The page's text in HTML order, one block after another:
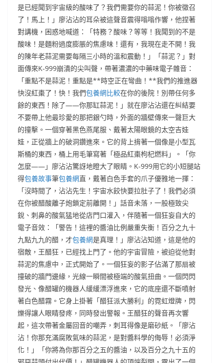
是已經聞到宇宙級的酸味了？我們需要你的蒜泥！你被徵召
了！馬上！」廖沾沾的耳朵被這聲音震得嗡嗡作響，他捏著
對講機，困惑地喊道：「特務？酸味？等等！我聞到的不是
酸味！是麵粉過度膨脹的焦慮味！還有，我現在走不開！我
的陳年老蒜泥需要每隔三小時的溫和震動！」「蒜泥？」對
面傳來K-999崩潰的尖叫聲，帶著濃濃的中藥味電子雜音：
「重點不是蒜泥！重點是**時空正在彎曲！**我們的推進器
快沒紅棗了！快！我們包養網比較在你的後院！別帶任何多
餘的東西！除了——你那缸蒜泥！」就在廖沾沾還在糾結要
不要帶上他最珍愛的那把銀勺時，外面的牆壁傳來一聲巨大
的撞擊。一個穿著黑色燕尾服、戴著太陽眼鏡的太空吉娃
娃，正從牆上的破洞鑽進來。它的背上揹著一個像是小型瓦
斯桶的東西，桶上用毛筆寫著「極品紅棗枸杞燃料」。「你
怎麼——」廖沾沾驚訝地瞪大了眼睛。K-999用它的小短腿站
得包養故事筆包養網直，戴著白色手套的爪子優雅地一揮：
「沒時間了，沾沾先生！宇宙水餃快要拉肚子了！我們必須
在你被醋酸離子炮鎖定前離開！」話音未落，一股極致尖
銳、刺鼻的酸氣猛地從店門口灌入，伴隨著一個狂妄自大的
電子音效：「警告！這裡的醬油比例嚴重失衡！百分之九十
九點九九的醋，才包養網是真理！」廖沾沾知道，這是他的
宿敵，王醋狂，已經找上門了。他的宇宙冒險，被迫從他對
蒜泥的焦慮中，正式開始了。一個狂妄的影子佔滿了那扇被
撞破的牆門邊緣，光線一瞬間被極端的酸氣扭曲。一個閃閃
發光、像醋罐的機器人緩緩漂浮進來，它的底座還不斷噴射
著白色醋霧。它身上掛著「醋狂派大勝利」的霓虹燈牌，閃
爍得讓人眼睛發疼，同時發出警報。王醋狂的聲音再次響
起，這次帶著金屬回音的嘲弄，刺耳得像是磨砂紙。「廖沾
沾！你那充滿腐敗氣味的蒜泥，是對醬料學的侮辱！必須淨
化！」「你將為你那百分之五的醬油，以及百分之九十五的